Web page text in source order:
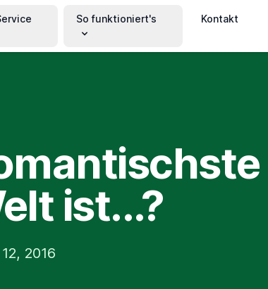
So funktioniert's Kontakt
ist...?
2016